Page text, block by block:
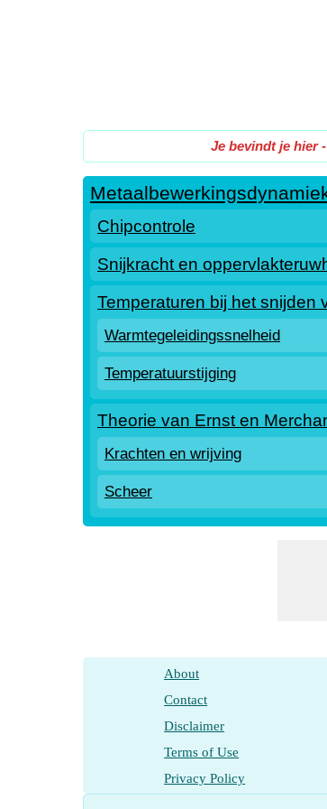
Je bevindt je hier-
Chipcontrole
Snijkracht en
Temperaturen bij het snijden
Warmtegeleidingssnelheid
Temperatuurstijging
Theorie van Ernst en
Krachten en wrijving
Scheer
About
Contact
Disclaimer
Terms of Use
Privacy Policy